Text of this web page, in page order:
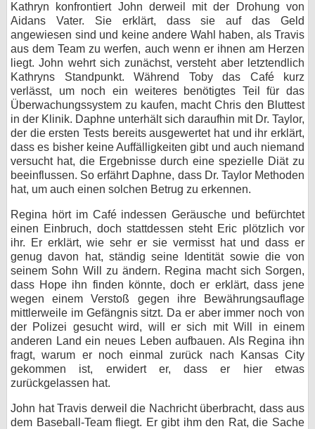
Kathryn konfrontiert John derweil mit der Drohung von
Aidans Vater. Sie erklärt, dass sie auf das Geld
angewiesen sind und keine andere Wahl haben, als Travis
aus dem Team zu werfen, auch wenn er ihnen am Herzen
liegt. John wehrt sich zunächst, versteht aber letztendlich
Kathryns Standpunkt. Während Toby das Café kurz
verlässt, um noch ein weiteres benötigtes Teil für das
Überwachungssystem zu kaufen, macht Chris den Bluttest
in der Klinik. Daphne unterhält sich daraufhin mit Dr. Taylor,
der die ersten Tests bereits ausgewertet hat und ihr erklärt,
dass es bisher keine Auffälligkeiten gibt und auch niemand
versucht hat, die Ergebnisse durch eine spezielle Diät zu
beeinflussen. So erfährt Daphne, dass Dr. Taylor Methoden
hat, um auch einen solchen Betrug zu erkennen.
Regina hört im Café indessen Geräusche und befürchtet
einen Einbruch, doch stattdessen steht Eric plötzlich vor
ihr. Er erklärt, wie sehr er sie vermisst hat und dass er
genug davon hat, ständig seine Identität sowie die von
seinem Sohn Will zu ändern. Regina macht sich Sorgen,
dass Hope ihn finden könnte, doch er erklärt, dass jene
wegen einem Verstoß gegen ihre Bewährungsauflage
mittlerweile im Gefängnis sitzt. Da er aber immer noch von
der Polizei gesucht wird, will er sich mit Will in einem
anderen Land ein neues Leben aufbauen. Als Regina ihn
fragt, warum er noch einmal zurück nach Kansas City
gekommen ist, erwidert er, dass er hier etwas
zurückgelassen hat.
John hat Travis derweil die Nachricht überbracht, dass aus
dem Baseball-Team fliegt. Er gibt ihm den Rat, die Sache